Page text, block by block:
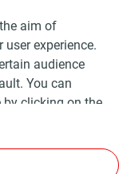
d’Utilisation
aim of
experience.
audience
You can
clicking on the
the "Accept"
cookies